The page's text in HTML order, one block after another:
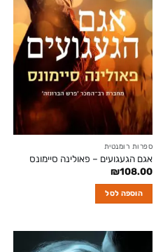
ספרות רומנטית
אגם הגעגועים – פאולינה סיימונס
₪108.00
הוספה לסל